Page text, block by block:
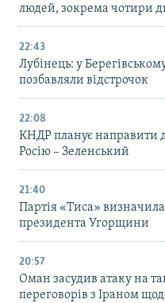
людей, зокрема чотири
22:43
Лубінець: у
позбавляли відстрочок
22:08
КНДР планує направити
Росію – Зеленський
21:40
Партія «Тиса»
президента Угорщини
20:57
Оман засудив атаку на
переговорів з Іраном